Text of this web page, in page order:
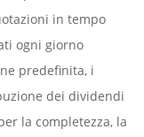
in tempo
ogni giorno
predefinita, i
dei dividendi
la completezza, la